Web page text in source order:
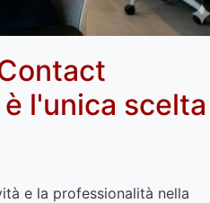
l'unica scelta
e la professionalità nella